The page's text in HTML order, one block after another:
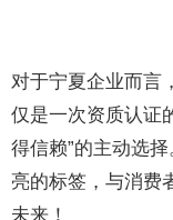
对于宁夏企业而言
仅是一次资质认证
得信赖”的主动选
亮的标签，与消费
未来！